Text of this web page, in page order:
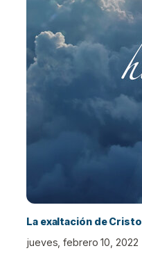
La exaltación de Cristo
jueves, febrero 10, 2022